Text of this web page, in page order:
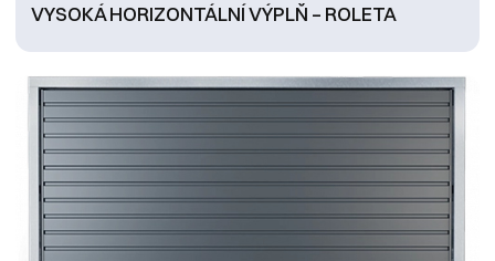
VYSOKÁ HORIZONTÁLNÍ VÝPLŇ – ROLETA